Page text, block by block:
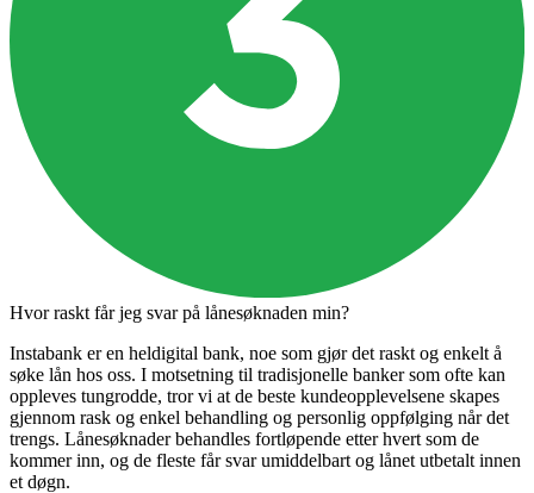
Hvor raskt får jeg svar på lånesøknaden min?
Instabank er en heldigital bank, noe som gjør det raskt og enkelt å
søke lån hos oss. I motsetning til tradisjonelle banker som ofte kan
oppleves tungrodde, tror vi at de beste kundeopplevelsene skapes
gjennom rask og enkel behandling og personlig oppfølging når det
trengs. Lånesøknader behandles fortløpende etter hvert som de
kommer inn, og de fleste får svar umiddelbart og lånet utbetalt innen
et døgn.